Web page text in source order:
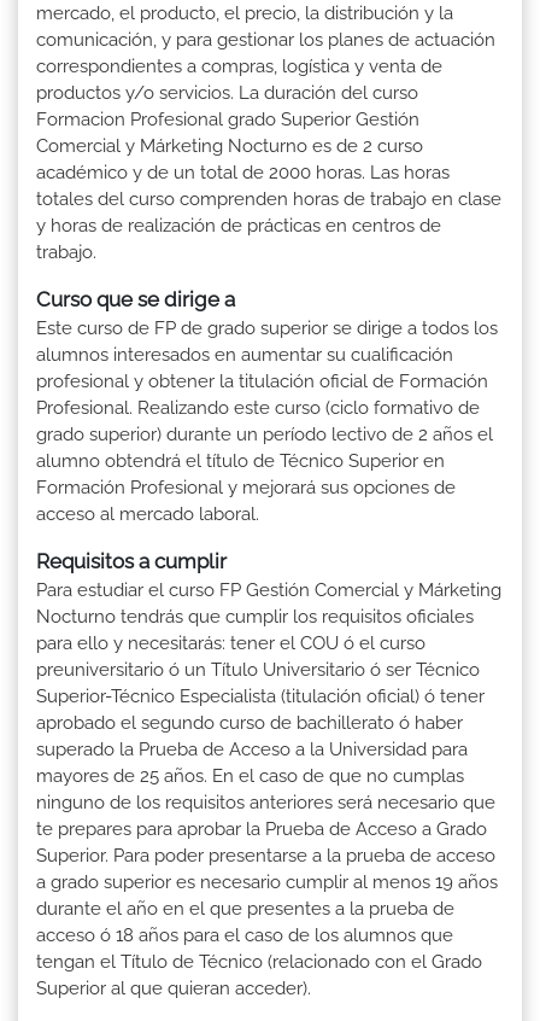
mercado, el producto, el precio, la distribución y la
comunicación, y para gestionar los planes de actuación
correspondientes a compras, logística y venta de
productos y/o servicios. La duración del curso
Formacion Profesional grado Superior Gestión
Comercial y Márketing Nocturno es de 2 curso
académico y de un total de 2000 horas. Las horas
totales del curso comprenden horas de trabajo en clase
y horas de realización de prácticas en centros de
trabajo.
Curso que se dirige a
Este curso de FP de grado superior se dirige a todos los
alumnos interesados en aumentar su cualificación
profesional y obtener la titulación oficial de Formación
Profesional. Realizando este curso (ciclo formativo de
grado superior) durante un período lectivo de 2 años el
alumno obtendrá el título de Técnico Superior en
Formación Profesional y mejorará sus opciones de
acceso al mercado laboral.
Requisitos a cumplir
Para estudiar el curso FP Gestión Comercial y Márketing
Nocturno tendrás que cumplir los requisitos oficiales
para ello y necesitarás: tener el COU ó el curso
preuniversitario ó un Título Universitario ó ser Técnico
Superior-Técnico Especialista (titulación oficial) ó tener
aprobado el segundo curso de bachillerato ó haber
superado la Prueba de Acceso a la Universidad para
mayores de 25 años. En el caso de que no cumplas
ninguno de los requisitos anteriores será necesario que
te prepares para aprobar la Prueba de Acceso a Grado
Superior. Para poder presentarse a la prueba de acceso
a grado superior es necesario cumplir al menos 19 años
durante el año en el que presentes a la prueba de
acceso ó 18 años para el caso de los alumnos que
tengan el Título de Técnico (relacionado con el Grado
Superior al que quieran acceder).